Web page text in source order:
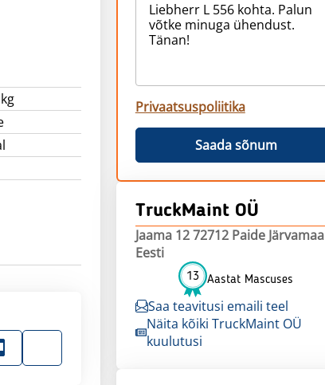
Privaatsuspoliitika
Saada sõnum
TruckMaint OÜ
Jaama 12 72712 Paide Järvamaa
Eesti
13 Aastat Mascuses
Saa teavitusi emaili teel
Näita kõiki TruckMaint OÜ
kuulutusi